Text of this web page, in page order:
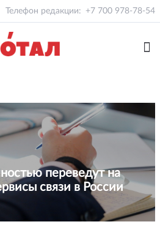
Телефон редакции: +7 700 978-78-54
переведут на
связи в России